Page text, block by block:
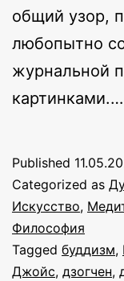
общий узор,
любопытно
журнальной
картинками.…
Published
Categorized as
Искусство,
Философия
Tagged буддизм,
Джойс, дзогчен,